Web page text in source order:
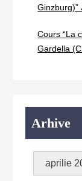
Ginzburg)”
Cours “La
Gardella
Arhive